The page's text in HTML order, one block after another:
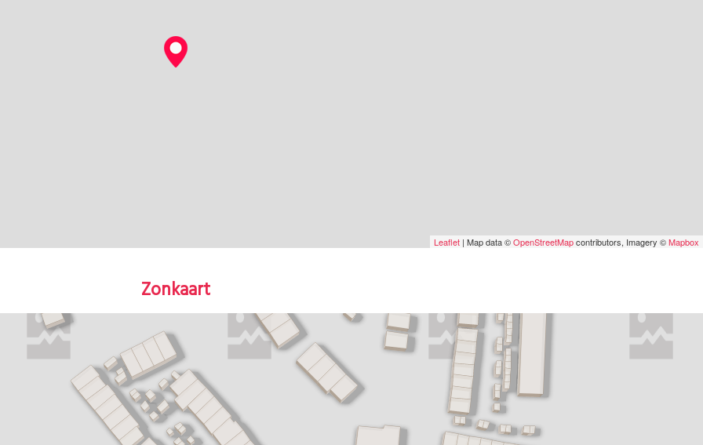
Leaflet | Map data ©OpenStreetMapcontributors, Imagery ©Mapbox
Zonkaart